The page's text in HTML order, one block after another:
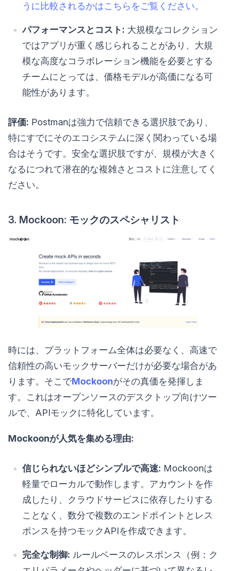
うに比較されるかはこちらをご覧ください。
パフォーマンスとコスト: 大規模なコレクション
ではアプリが重く感じられることがあり、大規
模な高度なコラボレーション機能を必要とする
チームにとっては、価格モデルが高価になる可
能性があります。
評価: Postmanは強力で信頼できる選択肢であり、
特にすでにそのエコシステムに深く関わっている場
合はそうです。安全な選択肢ですが、規模が大きく
なるにつれて潜在的な複雑さとコストに注意してく
ださい。
3. Mockoon: モックのスペシャリスト
時には、プラットフォーム全体は必要なく、高速で
信頼性の高いモックサーバーだけが必要な場合があ
ります。そこでMockoonがその真価を発揮しま
す。これはオープンソースのデスクトップ向けツー
ルで、APIモックに特化しています。
Mockoonが人気を集める理由:
信じられないほどシンプルで高速: Mockoonは
軽量でローカルで動作します。アカウントを作
成したり、クラウドサービスに依存したりする
ことなく、数分で複数のエンドポイントとレス
ポンスを持つモックAPIを作成できます。
完全な制御: ルールベースのレスポンス（例：ク